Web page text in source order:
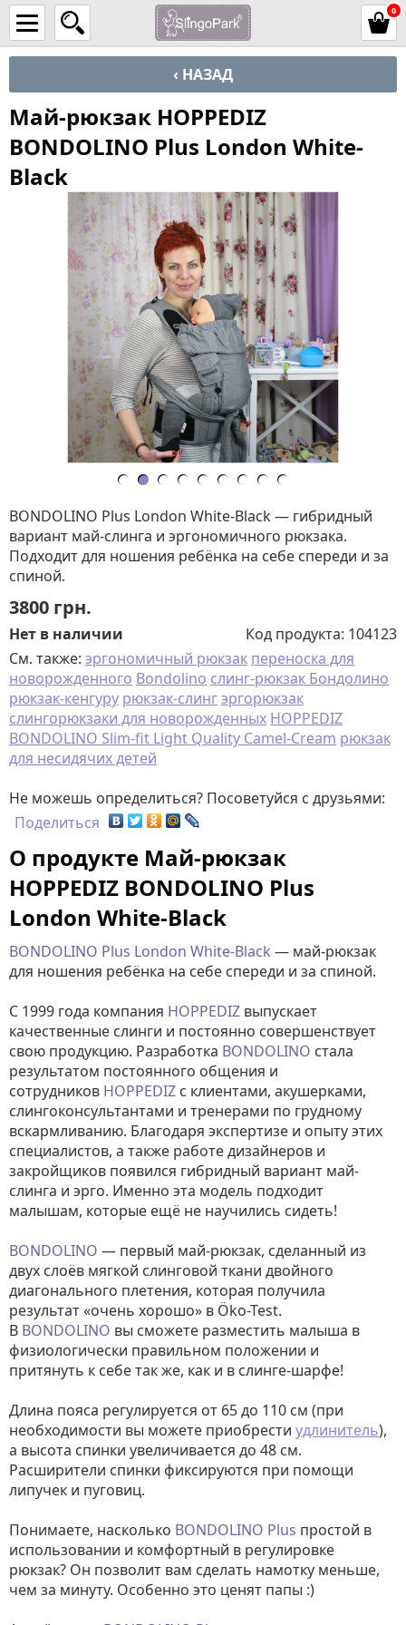
0
‹ НАЗАД
Май-рюкзак HOPPEDIZ
BONDOLINO Plus London White-
Black
BONDOLINO Plus London White-Black — гибридный
вариант май-слинга и эргономичного рюкзака.
Подходит для ношения ребёнка на себе спереди и за
спиной.
3800 грн.
Нет в наличии Код продукта: 104123
См. также: эргономичный рюкзак переноска для
новорожденного Bondolino слинг-рюкзак Бондолино
рюкзак-кенгуру рюкзак-слингэргорюкзак
слингорюкзаки для новорожденных HOPPEDIZ
BONDOLINO Slim-fit Light Quality Camel-Cream рюкзак
для несидячих детей
Не можешь определиться? Посоветуйся с друзьями:
Поделиться
О продукте Май-рюкзак
HOPPEDIZ BONDOLINO Plus
London White-Black
BONDOLINO Plus London White-Black — май-рюкзак
для ношения ребёнка на себе спереди и за спиной.
С 1999 года компания HOPPEDIZ выпускает
качественные слинги и постоянно совершенствует
свою продукцию. Разработка BONDOLINO стала
результатом постоянного общения и
сотрудников HOPPEDIZ с клиентами, акушерками,
слингоконсультантами и тренерами по грудному
вскармливанию. Благодаря экспертизе и опыту этих
специалистов, а также работе дизайнеров и
закройщиков появился гибридный вариант май-
слинга и эрго. Именно эта модель подходит
малышам, которые ещё не научились сидеть!
BONDOLINO — первый май-рюкзак, сделанный из
двух слоёв мягкой слинговой ткани двойного
диагонального плетения, которая получила
результат «очень хорошо» в Öko-Test.
В BONDOLINO вы сможете разместить малыша в
физиологически правильном положении и
притянуть к себе так же, как и в слинге-шарфе!
Длина пояса регулируется от 65 до 110 см (при
необходимости вы можете приобрести удлинитель),
а высота спинки увеличивается до 48 см.
Расширители спинки фиксируются при помощи
липучек и пуговиц.
Понимаете, насколько BONDOLINO Plus простой в
использовании и комфортный в регулировке
рюкзак? Он позволит вам сделать намотку меньше,
чем за минуту. Особенно это ценят папы :)